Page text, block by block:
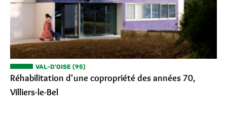
VAL-D'OISE (95)
Réhabilitation d'une copropriété des années 70,
Villiers-le-Bel